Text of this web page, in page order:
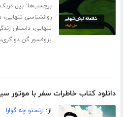
برچسب‌ها:بیل دربک
روانشناسی تنهایی،
تنهایی،داستان
پروفسور گن دو گری
دانلود کتاب خاطرات سفر با موتور
از: ارنستو چه گوارا